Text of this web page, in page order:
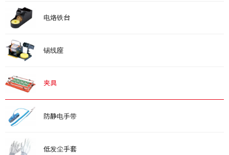
电烙铁台
锡线座
夹具
防静电手带
低发尘手套